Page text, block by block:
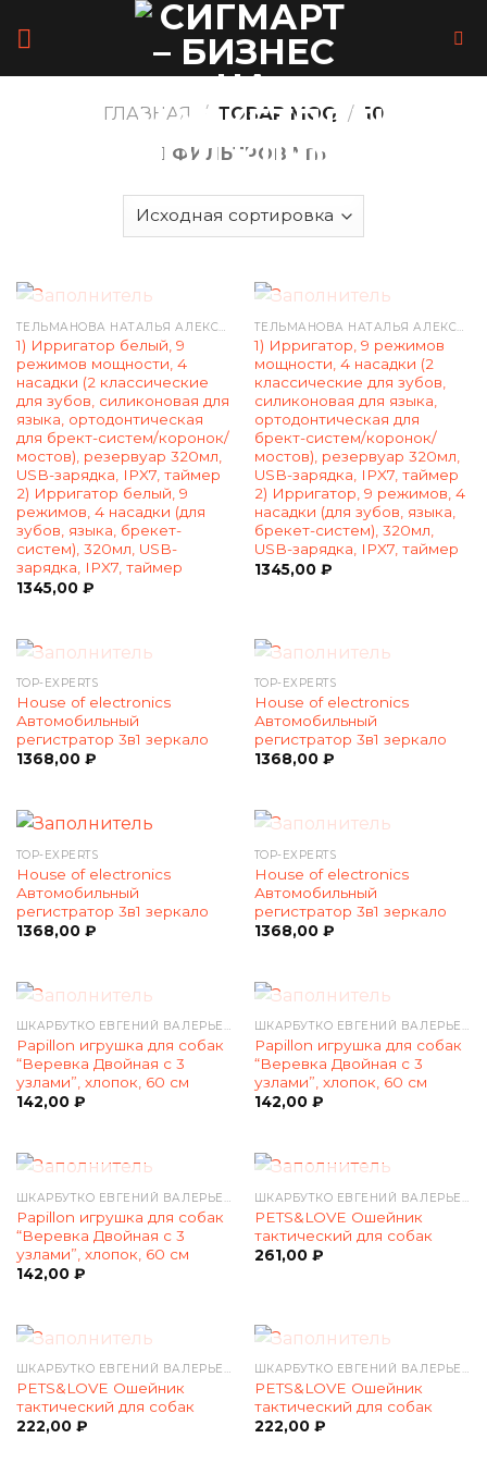
ГЛАВНАЯ / ТОВАР MOQ / 10
ФИЛЬТРОВАТЬ
НЕТ В НАЛИЧИИ ТЕЛЬМАНОВА НАТАЛЬЯ АЛЕКСАНДРОВНА
1) Ирригатор белый, 9
режимов мощности, 4
насадки (2 классические
для зубов, силиконовая для
языка, ортодонтическая
для брект-систем/коронок/
мостов), резервуар 320мл,
USB-зарядка, IPX7, таймер
2) Ирригатор белый, 9
режимов, 4 насадки (для
зубов, языка, брекет-
систем), 320мл, USB-
зарядка, IPX7, таймер
1345,00 ₽
НЕТ В НАЛИЧИИ ТЕЛЬМАНОВА НАТАЛЬЯ АЛЕКСАНДРОВНА
1) Ирригатор, 9 режимов
мощности, 4 насадки (2
классические для зубов,
силиконовая для языка,
ортодонтическая для
брект-систем/коронок/
мостов), резервуар 320мл,
USB-зарядка, IPX7, таймер
2) Ирригатор, 9 режимов, 4
насадки (для зубов, языка,
брекет-систем), 320мл,
USB-зарядка, IPX7, таймер
1345,00 ₽
НЕТ В НАЛИЧИИ
TOP-EXPERTS
House of electronics
Автомобильный
регистратор 3в1 зеркало
1368,00 ₽
НЕТ В НАЛИЧИИ
TOP-EXPERTS
House of electronics
Автомобильный
регистратор 3в1 зеркало
1368,00 ₽
TOP-EXPERTS
House of electronics
Автомобильный
регистратор 3в1 зеркало
1368,00 ₽
НЕТ В НАЛИЧИИ
TOP-EXPERTS
House of electronics
Автомобильный
регистратор 3в1 зеркало
1368,00 ₽
НЕТ В НАЛИЧИИ ШКАРБУТКО ЕВГЕНИЙ ВАЛЕРЬЕВИЧ
Papillon игрушка для собак
“Веревка Двойная с 3
узлами”, хлопок, 60 см
142,00 ₽
НЕТ В НАЛИЧИИ ШКАРБУТКО ЕВГЕНИЙ ВАЛЕРЬЕВИЧ
Papillon игрушка для собак
“Веревка Двойная с 3
узлами”, хлопок, 60 см
142,00 ₽
НЕТ В НАЛИЧИИ ШКАРБУТКО ЕВГЕНИЙ ВАЛЕРЬЕВИЧ
Papillon игрушка для собак
“Веревка Двойная с 3
узлами”, хлопок, 60 см
142,00 ₽
НЕТ В НАЛИЧИИ ШКАРБУТКО ЕВГЕНИЙ ВАЛЕРЬЕВИЧ
PETS&LOVE Ошейник
тактический для собак
261,00 ₽
НЕТ В НАЛИЧИИ ШКАРБУТКО ЕВГЕНИЙ ВАЛЕРЬЕВИЧ
PETS&LOVE Ошейник
тактический для собак
222,00 ₽
НЕТ В НАЛИЧИИ ШКАРБУТКО ЕВГЕНИЙ ВАЛЕРЬЕВИЧ
PETS&LOVE Ошейник
тактический для собак
222,00 ₽